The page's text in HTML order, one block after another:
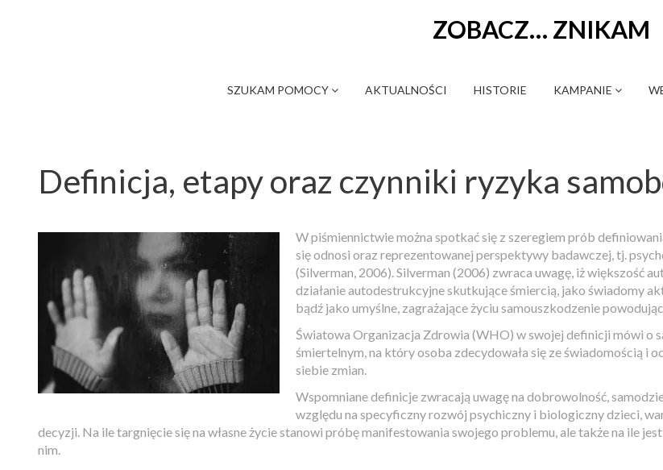
ZOBACZ… ZNIKAM
SZUKAM POMOCY AKTUALNOŚCI HISTORIE KAMPANIE
Definicja, etapy oraz czynniki ryzyka
W piśmiennictwie można spotkać się z szeregiem prób
się odnosi oraz reprezentowanej perspektywy badawczej, tj.
(Silverman, 2006). Silverman (2006) zwraca uwagę, iż większość
działanie autodestrukcyjne skutkujące śmiercią, jako świadomy
bądź jako umyślne, zagrażające życiu samouszkodzenie
Światowa Organizacja Zdrowia (WHO) w swojej definicji mówi o
śmiertelnym, na który osoba zdecydowała się ze świadomością i
siebie zmian.
Wspomniane definicje zwracają uwagę na dobrowolność,
względu na specyficzny rozwój psychiczny i biologiczny dzieci,
decyzji. Na ile targnięcie się na własne życie stanowi próbę manifestowania swojego problemu, ale także na ile
nim.